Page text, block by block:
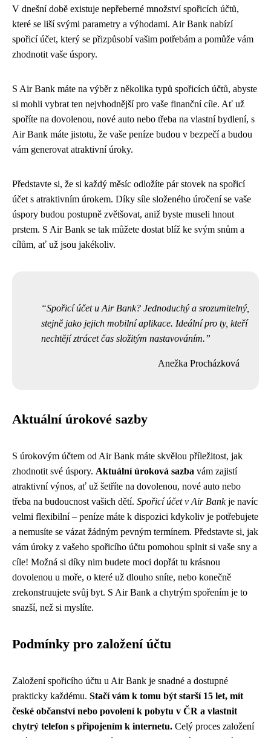
V dnešní době existuje nepřeberné množství spořicích účtů,
které se liší svými parametry a výhodami. Air Bank nabízí
spořicí účet, který se přizpůsobí vašim potřebám a pomůže vám
zhodnotit vaše úspory.
S Air Bank máte na výběr z několika typů spořicích účtů, abyste
si mohli vybrat ten nejvhodnější pro vaše finanční cíle. Ať už
spoříte na dovolenou, nové auto nebo třeba na vlastní bydlení, s
Air Bank máte jistotu, že vaše peníze budou v bezpečí a budou
vám generovat atraktivní úroky.
Představte si, že si každý měsíc odložíte pár stovek na spořicí
účet s atraktivním úrokem. Díky síle složeného úročení se vaše
úspory budou postupně zvětšovat, aniž byste museli hnout
prstem. S Air Bank se tak můžete dostat blíž ke svým snům a
cílům, ať už jsou jakékoliv.
Spořicí účet u Air Bank? Jednoduchý a srozumitelný,
stejně jako jejich mobilní aplikace. Ideální pro ty, kteří
nechtějí ztrácet čas složitým nastavováním.
Anežka Procházková
Aktuální úrokové sazby
S úrokovým účtem od Air Bank máte skvělou příležitost, jak
zhodnotit své úspory. Aktuální úroková sazba vám zajistí
atraktivní výnos, ať už šetříte na dovolenou, nové auto nebo
třeba na budoucnost vašich dětí. Spořicí účet v Air Bankje navíc
velmi flexibilní – peníze máte k dispozici kdykoliv je potřebujete
a nemusíte se vázat žádným pevným termínem. Představte si, jak
vám úroky z vašeho spořicího účtu pomohou splnit si vaše sny a
cíle! Možná si díky nim budete moci dopřát tu krásnou
dovolenou u moře, o které už dlouho sníte, nebo konečně
zrekonstruujete svůj byt. S Air Bank a chytrým spořením je to
snazší, než si myslíte.
Podmínky pro založení účtu
Založení spořicího účtu u Air Bank je snadné a dostupné
prakticky každému. Stačí vám k tomu být starší 15 let, mít
české občanství nebo povolení k pobytu v ČR a vlastnit
chytrý telefon s připojením k internetu. Celý proces založení